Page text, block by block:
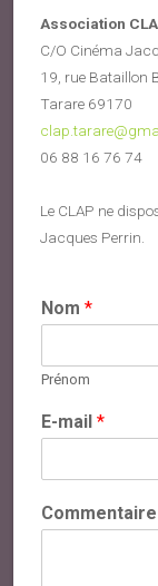
Association
C/O Cinéma
19, rue Bataillon
Tarare 69170
06 88 16 76 74
Le CLAP ne
Jacques Perrin.
Nom *
Prénom
E-mail *